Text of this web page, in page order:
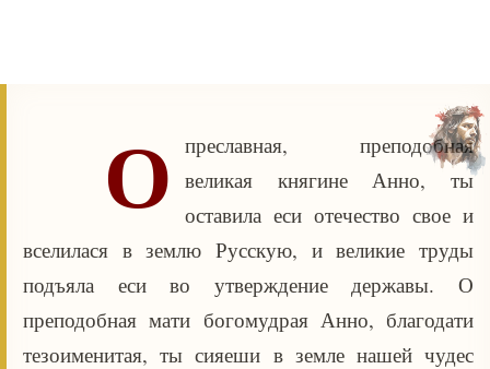
О преславная, преподобная
великая княгине Анно, ты
оставила еси отечество свое и
вселилася в землю Русскую, и великие труды
подъяла еси во утверждение державы. О
преподобная мати богомудрая Анно, благодати
тезоименитая, ты сияеши в земле нашей чудес